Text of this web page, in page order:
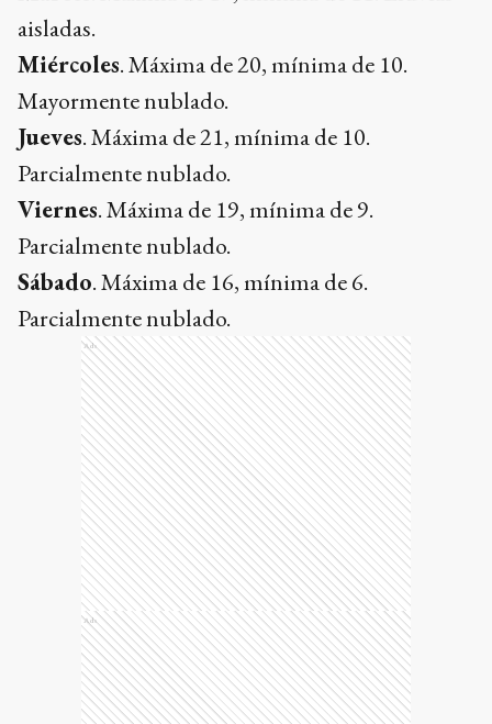
Viernes
Parcialmente nublado.
Sábado
. Máxima de 16, mínima de 6.
Parcialmente nublado.
Ads
Sobre el autor